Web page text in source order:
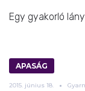
Egy gyakorló
APASÁG
2015. június 18.